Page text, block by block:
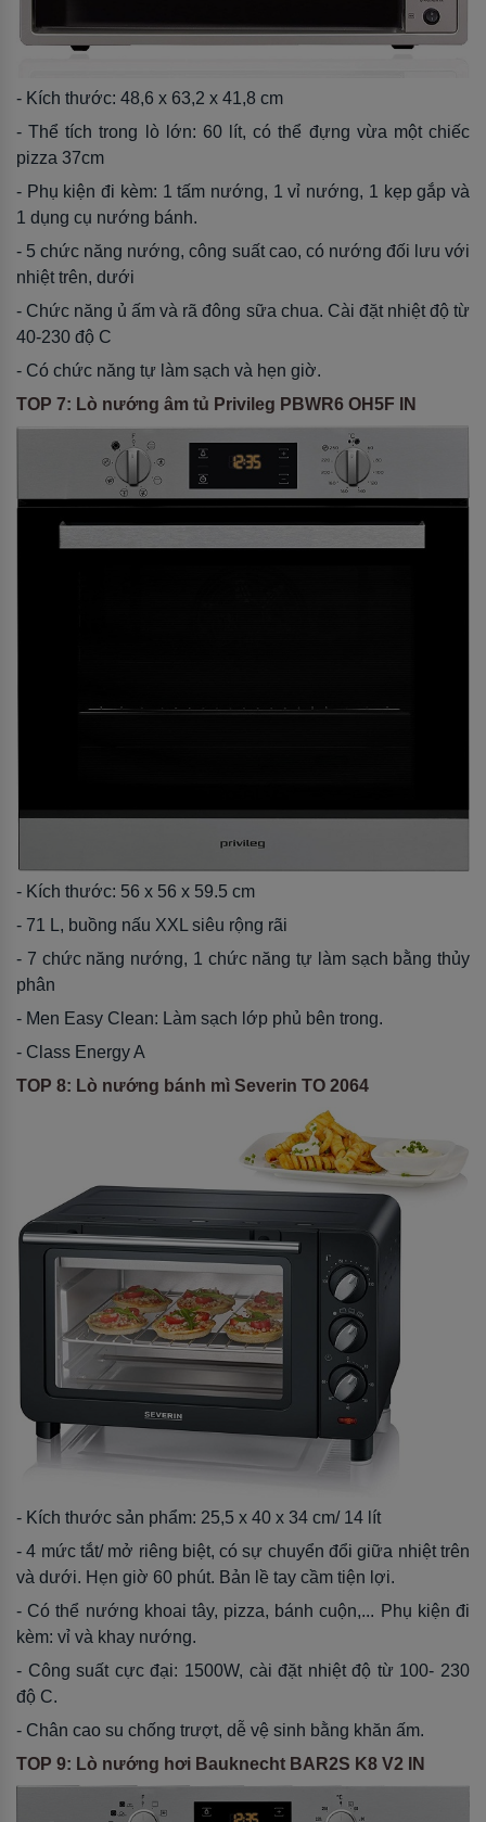
- Kích thước: 48,6 x 63,2 x 41,8 cm
- Thể tích trong lò lớn: 60 lít, có thể đựng vừa một chiếc
pizza 37cm
- Phụ kiện đi kèm: 1 tấm nướng, 1 vỉ nướng, 1 kẹp gắp và
1 dụng cụ nướng bánh.
- 5 chức năng nướng, công suất cao, có nướng đối lưu với
nhiệt trên, dưới
- Chức năng ủ ấm và rã đông sữa chua. Cài đặt nhiệt độ từ
40-230 độ C
- Có chức năng tự làm sạch và hẹn giờ.
TOP 7: Lò nướng âm tủ Privileg PBWR6 OH5F IN
- Kích thước: 56 x 56 x 59.5 cm
- 71 L, buồng nấu XXL siêu rộng rãi
- 7 chức năng nướng, 1 chức năng tự làm sạch bằng thủy
phân
- Men Easy Clean: Làm sạch lớp phủ bên trong.
- Class Energy A
TOP 8: Lò nướng bánh mì Severin TO 2064
- Kích thước sản phẩm: 25,5 x 40 x 34 cm/ 14 lít
- 4 mức tắt/ mở riêng biệt, có sự chuyển đổi giữa nhiệt trên
và dưới. Hẹn giờ 60 phút. Bản lề tay cầm tiện lợi.
- Có thể nướng khoai tây, pizza, bánh cuộn,... Phụ kiện đi
kèm: vỉ và khay nướng.
- Công suất cực đại: 1500W, cài đặt nhiệt độ từ 100- 230
độ C.
- Chân cao su chống trượt, dễ vệ sinh bằng khăn ấm.
TOP 9: Lò nướng hơi Bauknecht BAR2S K8 V2 IN